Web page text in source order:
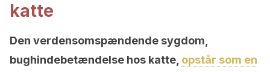
katte
Den verdensomspændende sygdom,
bughindebetændelse hos katte, opstår som en